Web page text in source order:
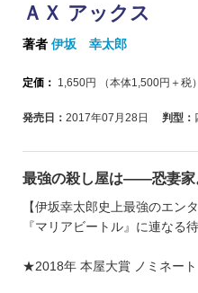
ＡＸ アックス
著者 伊坂 幸太郎
定価： 1,650円 （本体1,500円＋税）
発売日： 2017年07月28日 判型：
最強の殺し屋は――恐妻家
【伊坂幸太郎史上最強のエン
『マリアビートル』に連なる
★2018年 本屋大賞 ノミネート